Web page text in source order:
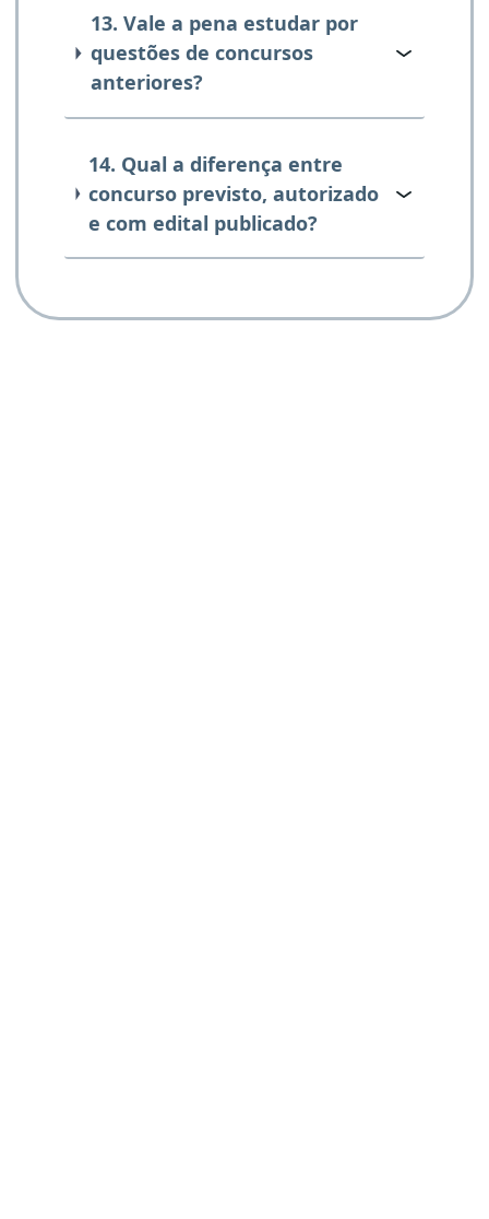
13. Vale a pena estudar por
questões de concursos
anteriores?
14. Qual a diferença entre
concurso previsto, autorizado
e com edital publicado?